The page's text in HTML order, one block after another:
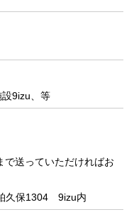
9izu、等
で送っていただければお
久保1304 9izu内